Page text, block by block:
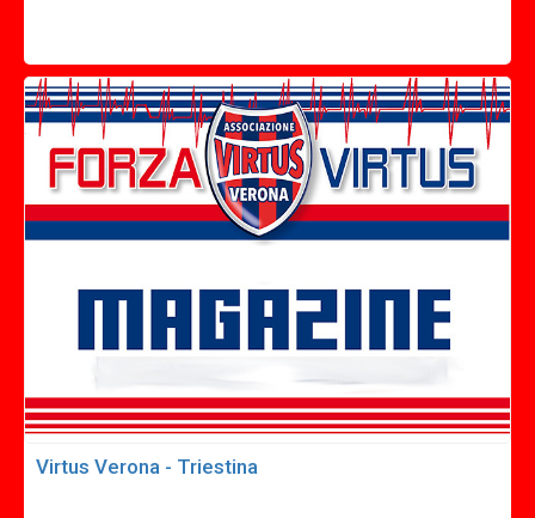
Virtus Verona - Triestina